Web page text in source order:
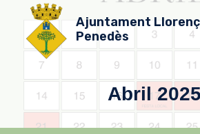
contingut
Ajuntament
Penedès
Abril 2025